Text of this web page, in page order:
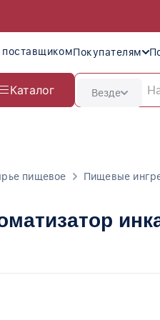
поставщикомПокупателям
Каталог Везде
пищевое Пищевые